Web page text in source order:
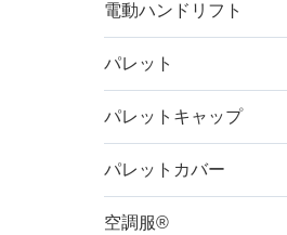
電動ハンドリフト
パレット
パレットキャップ
パレットカバー
空調服®